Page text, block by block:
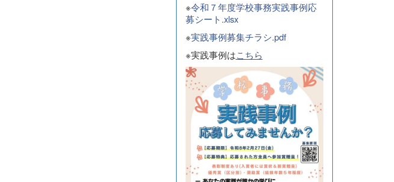
※令和７年度学校事務実践事例応
募シート.xlsx
※実践事例募集チラシ.pdf
※実践事例はこちら